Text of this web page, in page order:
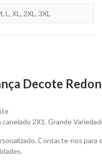
L, XL, 2XL, 3XL
Decote
2X1. Grande
Contacte-nos para